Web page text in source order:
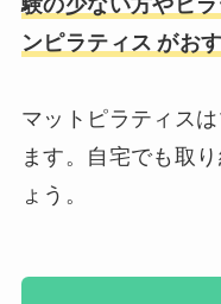
ンピラテ ィス がお
マットピラティス
ます。自宅でも取
ょう。